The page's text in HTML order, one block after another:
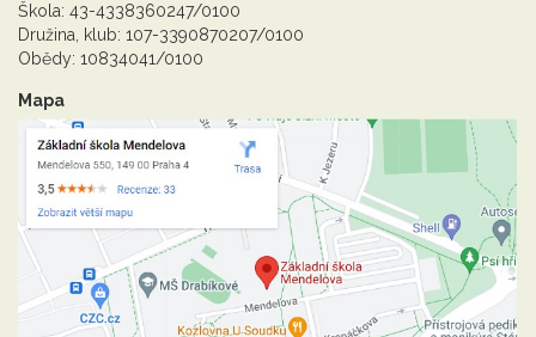
Škola: 43-4338360247/0100
Družina, klub: 107-3390870207/0100
Obědy: 10834041/0100
Mapa